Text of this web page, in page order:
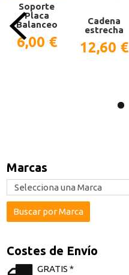
Marcas
Costes de Envío
GRATIS *
Soporte
Placa
Balanceo
6,00 €
Cadena
estrecha
12,60 €